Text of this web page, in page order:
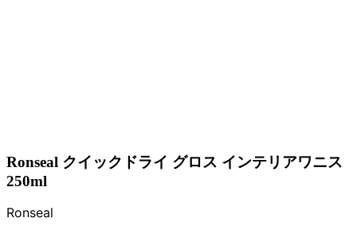
Ronseal クイックドライ グロス インテリアワニス
250ml
Ronseal